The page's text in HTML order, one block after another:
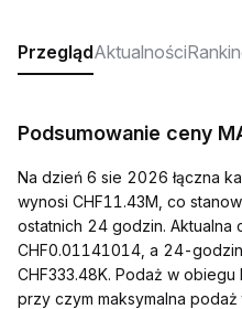
PrzeglądAktualności
Podsumowanie ceny
Na dzień 6 sie 2026 łączna
wynosi CHF11.43M, co
ostatnich 24 godzin. Aktualna
CHF0.01141014, a 24-
CHF333.48K. Podaż w obiegu
przy czym maksymalna